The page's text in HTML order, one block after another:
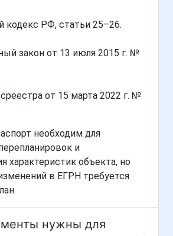
РФ, статьи 25–26.
закон от 13 июля 2015 г. №
от 15 марта 2022 г. №
необходим для
и
характеристик объекта, но
в ЕГРН требуется
нужны для